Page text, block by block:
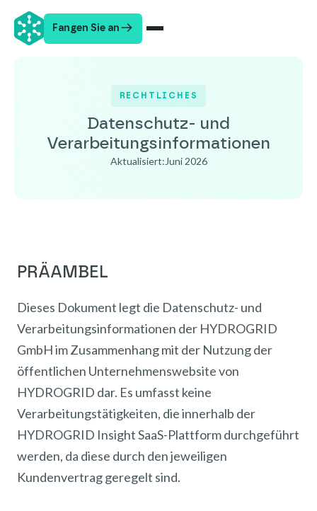
Fangen Sie an
RECHTLICHES
Datenschutz- und
Verarbeitungsinformationen
Aktualisiert: Juni 2026
PRÄAMBEL
Dieses Dokument legt die Datenschutz- und
Verarbeitungsinformationen der HYDROGRID
GmbH im Zusammenhang mit der Nutzung der
öffentlichen Unternehmenswebsite von
HYDROGRID dar. Es umfasst keine
Verarbeitungstätigkeiten, die innerhalb der
HYDROGRID Insight SaaS-Plattform durchgeführt
werden, da diese durch den jeweiligen
Kundenvertrag geregelt sind.